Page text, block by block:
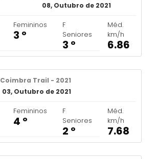
08, Outubro de 2021
Femininos
3 º
F
Seniores
3 º
Méd.
km/h
6.86
Coimbra Trail - 2021
03, Outubro de 2021
Femininos
4 º
F
Seniores
2 º
Méd.
km/h
7.68